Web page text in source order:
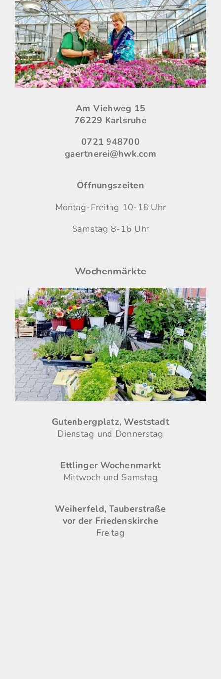
Am Viehweg 15
76229 Karlsruhe
0721 948700
gaertnerei@hwk.com
Öffnungszeiten
Montag-Freitag 10-18 Uhr
Samstag 8-16 Uhr
Wochenmärkte
Gutenbergplatz, Weststadt
Dienstag und Donnerstag
Ettlinger Wochenmarkt
Mittwoch und Samstag
Weiherfeld, Tauberstraße
vor der Friedenskirche
Freitag